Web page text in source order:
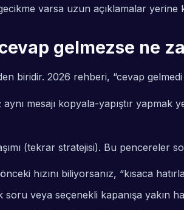
varsa uzun açıklamalar
gelmezse ne
biridir. 2026 rehberi, “cevap
mesajı kopyala-yapıştır yapmak
(tekrar stratejisi). Bu pencereler
hızını biliyorsanız, “kısaca
veya seçenekli kapanışa yakın